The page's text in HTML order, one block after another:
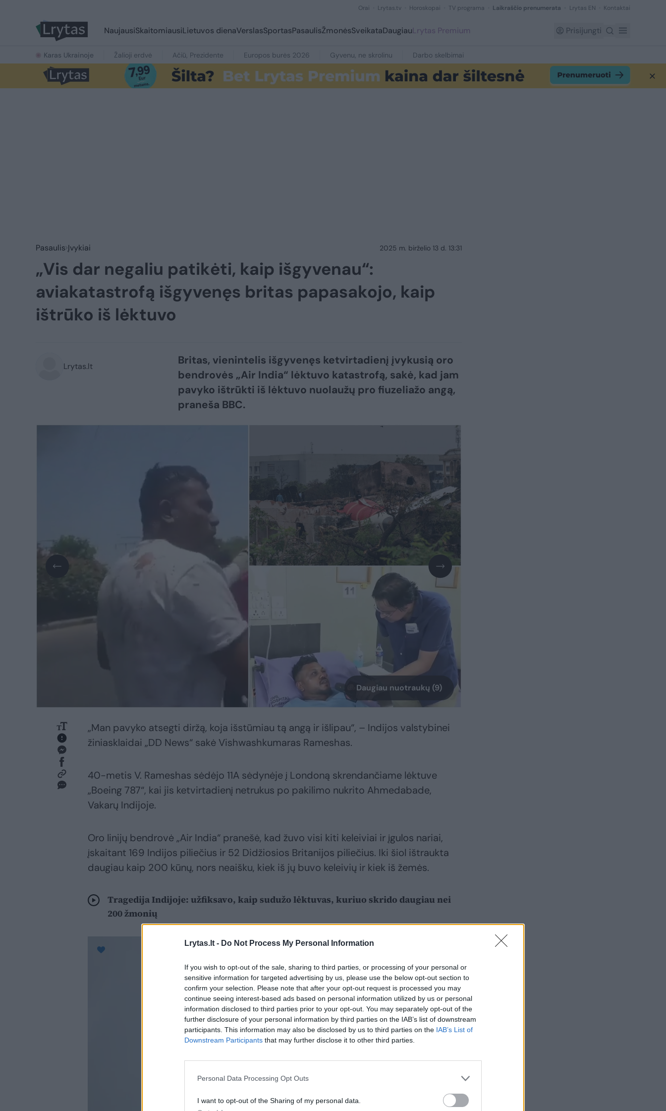
Lrytas.lt - Do Not Process My Personal Information
If you wish to opt-out of the sale, sharing to third parties, or processing of your personal or
sensitive information for targeted advertising by us, please use the below opt-out section to
confirm your selection. Please note that after your opt-out request is processed you may
continue seeing interest-based ads based on personal information utilized by us or personal
information disclosed to third parties prior to your opt-out. You may separately opt-out of the
further disclosure of your personal information by third parties on the IAB’s list of downstream
participants. This information may also be disclosed by us to third parties on the IAB’s List of
Downstream Participants that may further disclose it to other third parties.
Personal Data Processing Opt Outs
I want to opt-out of the Sharing of my personal data.
Orai Lrytas.tv Horoskopai TV programa Laikraščio prenumerata Lrytas EN Kontaktai
NaujausiSkaitomiausiLietuvos dienaVerslasSportasPasaulisŽmonėsSveikataDaugiauLrytas Premium Prisijungti
Karas Ukrainoje Žalioji erdvė Ačiū, Prezidente Europos burės 2026 Gyvenu, ne skrolinu Darbo skelbimai
Pasaulis Įvykiai 2025 m. birželio 13 d. 13:31
„Vis dar negaliu patikėti, kaip išgyvenau“:
aviakatastrofą išgyvenęs britas papasakojo, kaip
ištrūko iš lėktuvo
Lrytas.lt
Britas, vienintelis išgyvenęs ketvirtadienį įvykusią oro
bendrovės „Air India“ lėktuvo katastrofą, sakė, kad jam
pavyko ištrūkti iš lėktuvo nuolaužų pro fiuzeliažo angą,
praneša BBC.
Daugiau nuotraukų (9)
„Man pavyko atsegti diržą, koja išstūmiau tą angą ir išlipau“, – Indijos valstybinei
žiniasklaidai „DD News“ sakė Vishwashkumaras Rameshas.
40-metis V. Rameshas sėdėjo 11A sėdynėje į Londoną skrendančiame lėktuve
„Boeing 787“, kai jis ketvirtadienį netrukus po pakilimo nukrito Ahmedabade,
Vakarų Indijoje.
Oro linijų bendrovė „Air India“ pranešė, kad žuvo visi kiti keleiviai ir įgulos nariai,
įskaitant 169 Indijos piliečius ir 52 Didžiosios Britanijos piliečius. Iki šiol ištraukta
daugiau kaip 200 kūnų, nors neaišku, kiek iš jų buvo keleivių ir kiek iš žemės.
Tragedija Indijoje: užfiksavo, kaip sudužo lėktuvas, kuriuo skrido daugiau nei
200 žmonių